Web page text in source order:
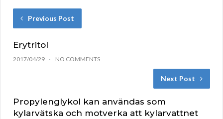
Previous Post
Erytritol
2017/04/29 NO COMMENTS
Next Post
Propylenglykol kan användas som
kylarvätska och motverka att kylarvattnet